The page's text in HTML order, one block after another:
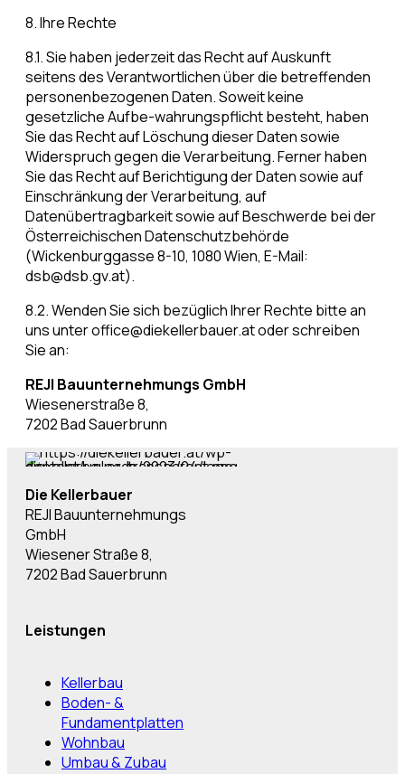
8. Ihre Rechte
8.1. Sie haben jederzeit das Recht auf Auskunft
seitens des Verantwortlichen über die betreffenden
personenbezogenen Daten. Soweit keine
gesetzliche Aufbe-wahrungspflicht besteht, haben
Sie das Recht auf Löschung dieser Daten sowie
Widerspruch gegen die Verarbeitung. Ferner haben
Sie das Recht auf Berichtigung der Daten sowie auf
Einschränkung der Verarbeitung, auf
Datenübertragbarkeit sowie auf Beschwerde bei der
Österreichischen Datenschutzbehörde
(Wickenburggasse 8-10, 1080 Wien, E-Mail:
dsb@dsb.gv.at).
8.2. Wenden Sie sich bezüglich Ihrer Rechte bitte an
uns unter office@diekellerbauer.at oder schreiben
Sie an:
REJI Bauunternehmungs GmbH
Wiesenerstraße 8,
7202 Bad Sauerbrunn
Die Kellerbauer
REJI Bauunternehmungs
GmbH
Wiesener Straße 8,
7202 Bad Sauerbrunn
Leistungen
Kellerbau
Boden- &
Fundamentplatten
Wohnbau
Umbau & Zubau